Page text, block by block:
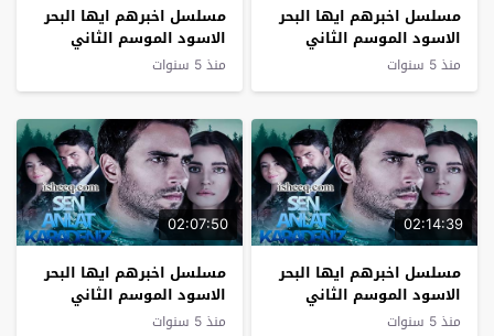
مسلسل اخبرهم ايها البحر
الاسود الموسم الثاني
الحلقة 17
منذ 5 سنوات
مسلسل اخبرهم ايها البحر
الاسود الموسم الثاني
الحلقة 16
منذ 5 سنوات
02:14:39
مسلسل اخبرهم ايها البحر
الاسود الموسم الثاني
الحلقة 15
منذ 5 سنوات
02:07:50
مسلسل اخبرهم ايها البحر
الاسود الموسم الثاني
الحلقة 14
منذ 5 سنوات